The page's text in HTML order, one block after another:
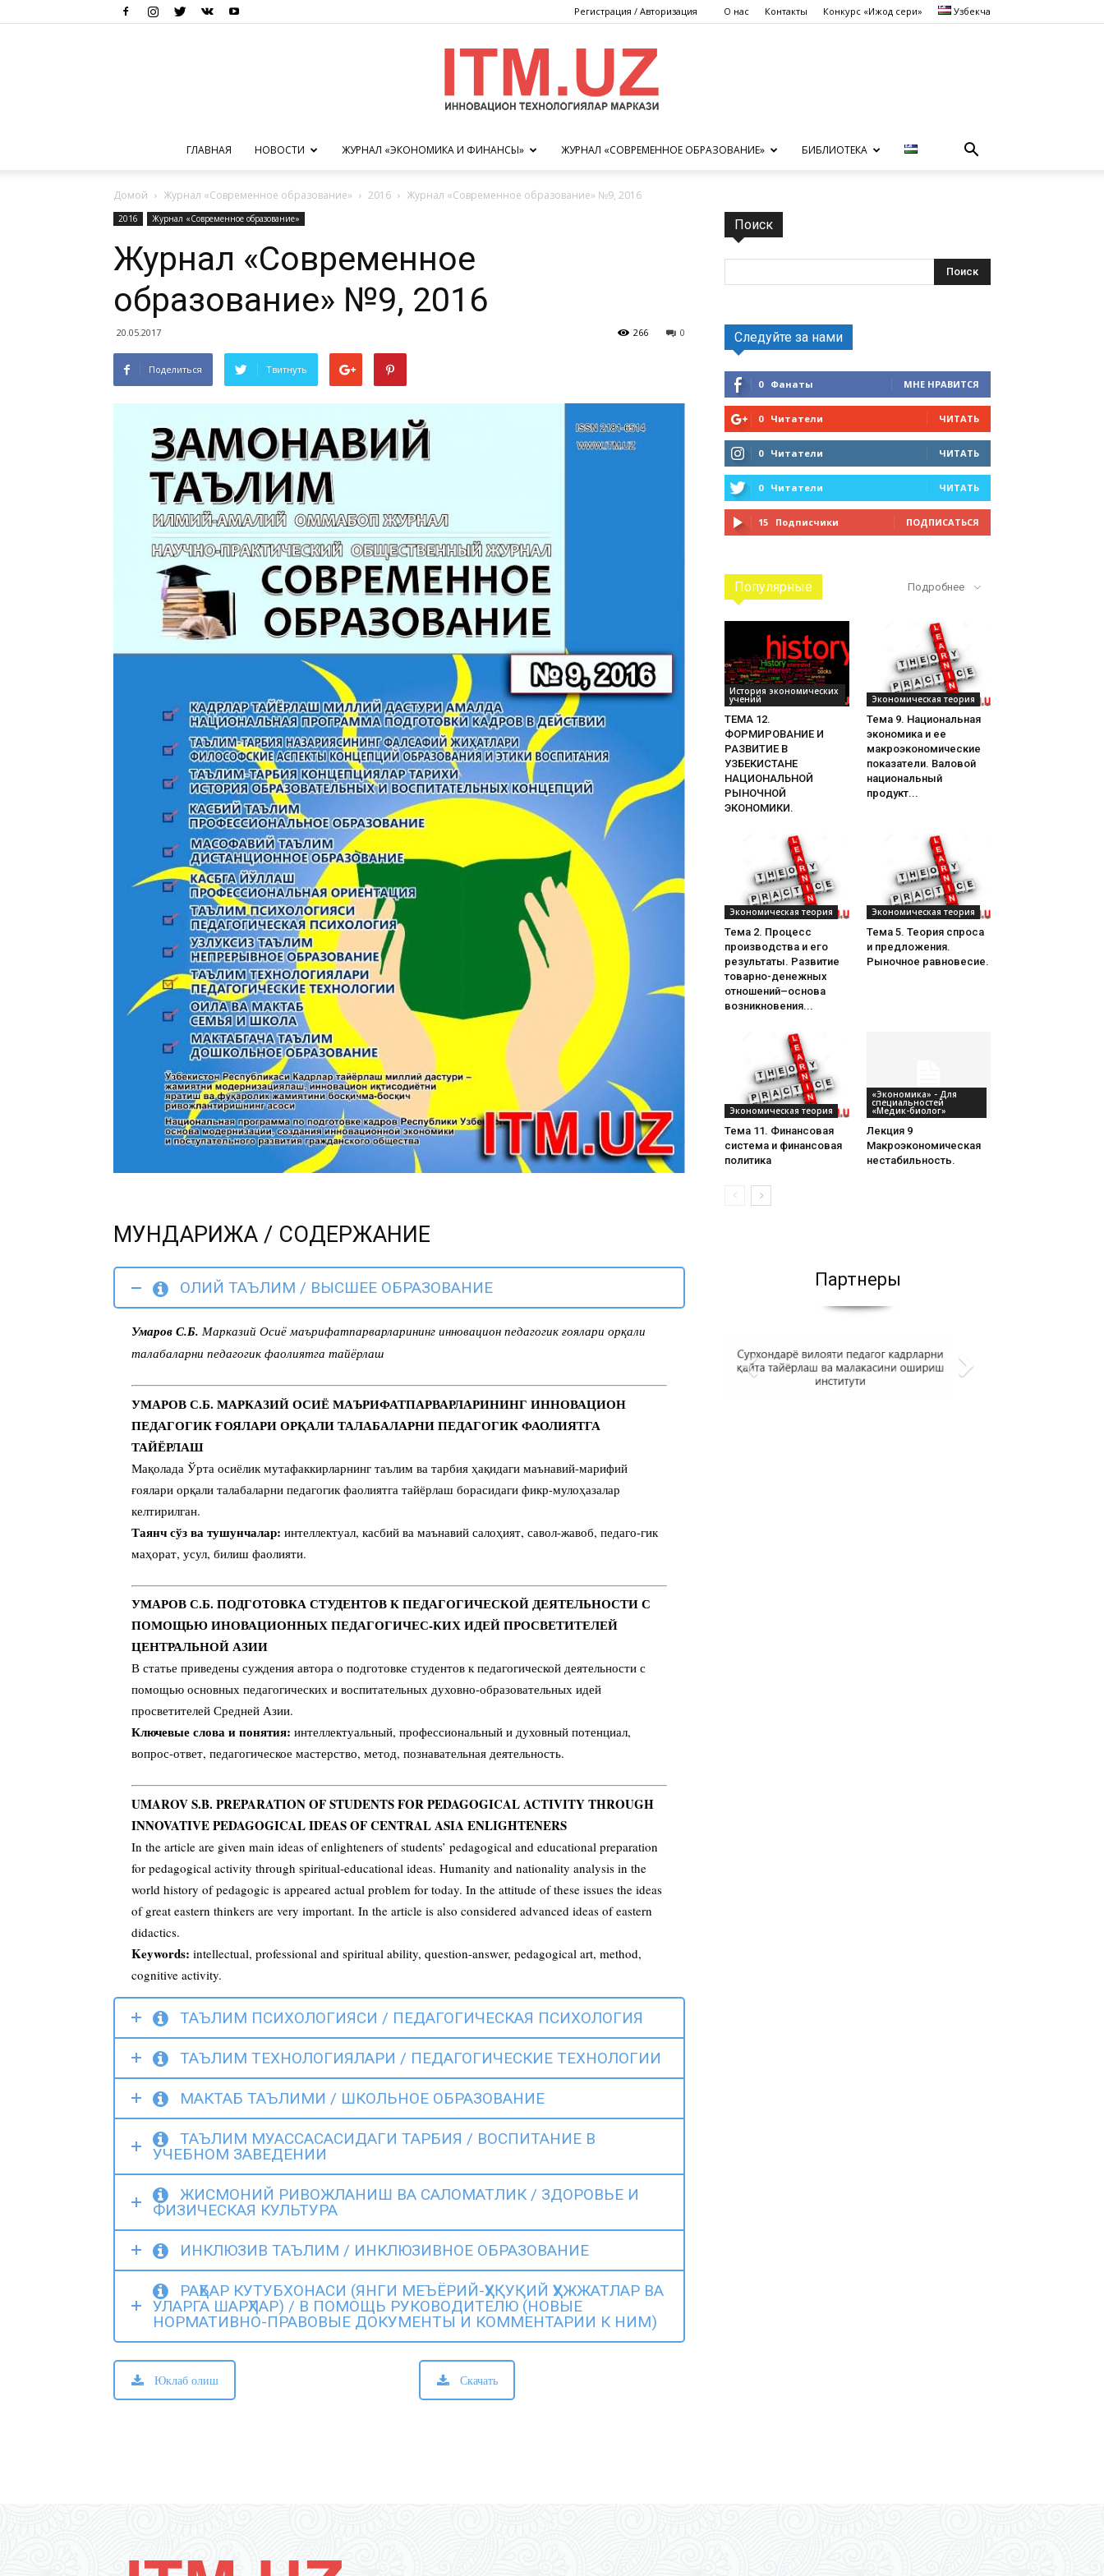
Регистрация / Авторизация О нас Контакты Конкурс «Ижод сеҳри» Узбекча
ГЛАВНАЯ НОВОСТИ ЖУРНАЛ «ЭКОНОМИКА И ФИНАНСЫ» ЖУРНАЛ «СОВРЕМЕННОЕ ОБРАЗОВАНИЕ» БИБЛИОТЕКА
Домой Журнал «Современное образование» 2016 Журнал «Современное образование» №9, 2016
2016 Журнал «Современное образование»
Журнал «Современное
образование» №9, 2016
20.05.2017 0
266
Поделиться Твитнуть
МУНДАРИЖА / СОДЕРЖАНИЕ
ОЛИЙ ТАЪЛИМ / ВЫСШЕЕ ОБРАЗОВАНИЕ
Умаров С.Б. Марказий Осиё маърифатпарварларининг инновацион педагогик ғоялари орқали
талабаларни педагогик фаолиятга тайёрлаш
УМАРОВ С.Б. МАРКАЗИЙ ОСИЁ МАЪРИФАТПАРВАРЛАРИНИНГ ИННОВАЦИОН
ПЕДАГОГИК ҒОЯЛАРИ ОРҚАЛИ ТАЛАБАЛАРНИ ПЕДАГОГИК ФАОЛИЯТГА
ТАЙЁРЛАШ
Мақолада Ўрта осиёлик мутафаккирларнинг таълим ва тарбия ҳақидаги маънавий-марифий
ғоялари орқали талабаларни педагогик фаолиятга тайёрлаш борасидаги фикр-мулоҳазалар
келтирилган.
Таянч сўз ва тушунчалар: интеллектуал, касбий ва маънавий салоҳият, савол-жавоб, педаго-гик
маҳорат, усул, билиш фаолияти.
УМАРОВ С.Б. ПОДГОТОВКА СТУДЕНТОВ К ПЕДАГОГИЧЕСКОЙ ДЕЯТЕЛЬНОСТИ С
ПОМОЩЬЮ ИНОВАЦИОННЫХ ПЕДАГОГИЧЕС-КИХ ИДЕЙ ПРОСВЕТИТЕЛЕЙ
ЦЕНТРАЛЬНОЙ АЗИИ
В статье приведены суждения автора о подготовке студентов к педагогической деятельности с
помощью основных педагогических и воспитательных духовно-образовательных идей
просветителей Средней Азии.
Ключевые слова и понятия: интеллектуальный, профессиональный и духовный потенциал,
вопрос-ответ, педагогическое мастерство, метод, познавательная деятельность.
UMAROV S.B. PREPARATION OF STUDENTS FOR PEDAGOGICAL ACTIVITY THROUGH
INNOVATIVE PEDAGOGICAL IDEAS OF CENTRAL ASIA ENLIGHTENERS
In the article are given main ideas of enlighteners of students’ pedagogical and educational preparation
for pedagogical activity through spiritual-educational ideas. Humanity and nationality analysis in the
world history of pedagogic is appeared actual problem for today. In the attitude of these issues the ideas
of great eastern thinkers are very important. In the article is also considered advanced ideas of eastern
didactics.
Keywords: intellectual, professional and spiritual ability, question-answer, pedagogical art, method,
cognitive activity.
ТАЪЛИМ ПСИХОЛОГИЯСИ / ПЕДАГОГИЧЕСКАЯ ПСИХОЛОГИЯ
ТАЪЛИМ ТЕХНОЛОГИЯЛАРИ / ПЕДАГОГИЧЕСКИЕ ТЕХНОЛОГИИ
МАКТАБ ТАЪЛИМИ / ШКОЛЬНОЕ ОБРАЗОВАНИЕ
ТАЪЛИМ МУАССАСАСИДАГИ ТАРБИЯ / ВОСПИТАНИЕ В
УЧЕБНОМ ЗАВЕДЕНИИ
ЖИСМОНИЙ РИВОЖЛАНИШ ВА САЛОМАТЛИК / ЗДОРОВЬЕ И
ФИЗИЧЕСКАЯ КУЛЬТУРА
ИНКЛЮЗИВ ТАЪЛИМ / ИНКЛЮЗИВНОЕ ОБРАЗОВАНИЕ
РАҲБАР КУТУБХОНАСИ (ЯНГИ МЕЪЁРИЙ-ҲУҚУҚИЙ ҲУЖЖАТЛАР ВА
УЛАРГА ШАРҲЛАР) / В ПОМОЩЬ РУКОВОДИТЕЛЮ (НОВЫЕ
НОРМАТИВНО-ПРАВОВЫЕ ДОКУМЕНТЫ И КОММЕНТАРИИ К НИМ)
Юклаб олиш Скачать
Поиск
Следуйте за нами
0 Фанаты МНЕ НРАВИТСЯ
0 Читатели ЧИТАТЬ
0 Читатели ЧИТАТЬ
0 Читатели ЧИТАТЬ
15 Подписчики ПОДПИСАТЬСЯ
Популярные Подробнее
История экономических
учений
ТЕМА 12.
ФОРМИРОВАНИЕ И
РАЗВИТИЕ В
УЗБЕКИСТАНЕ
НАЦИОНАЛЬНОЙ
РЫНОЧНОЙ
ЭКОНОМИКИ.
Экономическая теория
Тема 9. Национальная
экономика и ее
макроэкономические
показатели. Валовой
национальный
продукт...
Экономическая теория
Тема 2. Процесс
производства и его
результаты. Развитие
товарно-денежных
отношений–основа
возникновения...
Экономическая теория
Тема 5. Теория спроса
и предложения.
Рыночное равновесие.
Экономическая теория
Тема 11. Финансовая
система и финансовая
политика
«Экономика» - Для
специальностей
«Медик-биолог»
Лекция 9
Макроэкономическая
нестабильность.
Партнеры